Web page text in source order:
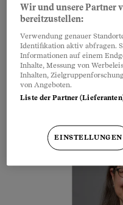
mehrere Tausend
in schwierigen
mir eine
starke
Wir und unsere Partner
bereitzustellen:
Verwendung genauer
Identifikation aktiv abfragen.
Informationen auf einem
Inhalte, Messung von
Inhalten,
von Angeboten.
Liste der Partner
EINSTELLUNGEN